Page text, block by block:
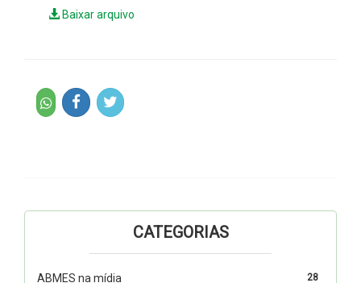
Baixar arquivo
CATEGORIAS
28
ABMES na mídia